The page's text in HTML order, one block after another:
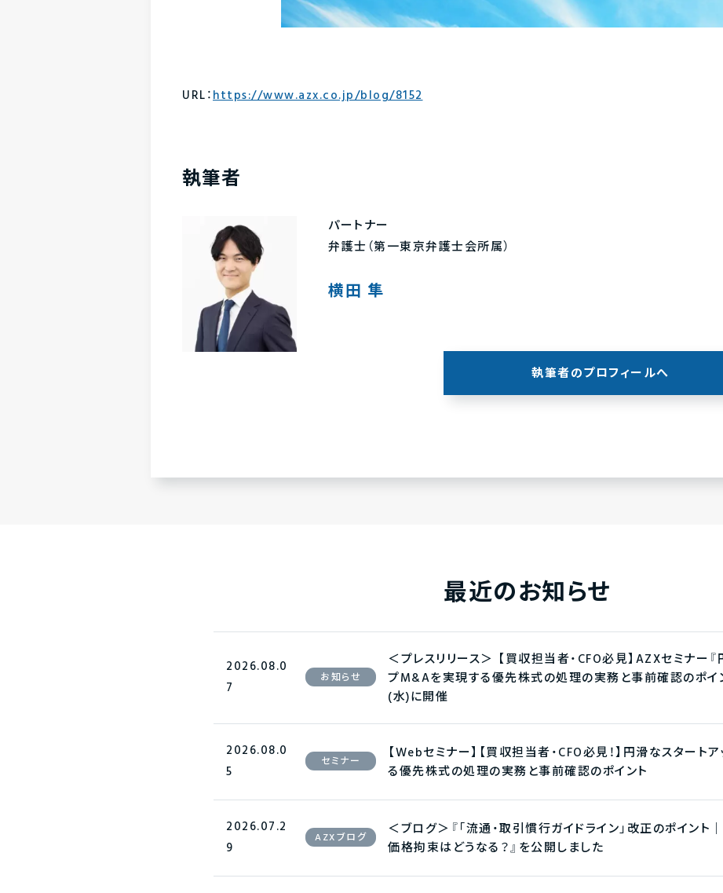
URL：https://www.azx.co.jp/blog/8152
執筆者
パートナー
弁護士（第一東京弁護士会所属）
横田 隼
執筆者のプロフィールへ
最近のお知らせ
2026.08.0
7
お知らせ
＜プレスリリース＞ 【買収担当者・CFO必見】AZXセミナー
プM&Aを実現する優先株式の処理の実務と事前確認のポイ
(水)に開催
2026.08.0
5
セミナー
【Webセミナー】【買収担当者・CFO必見！】円滑なスタート
る優先株式の処理の実務と事前確認のポイント
2026.07.2
9
AZXブログ
＜ブログ＞『「流通・取引慣行ガイドライン」改正のポイン
価格拘束はどうなる？』を公開しました